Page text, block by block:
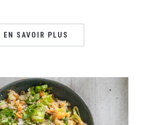
EN SAVOIR PLUS